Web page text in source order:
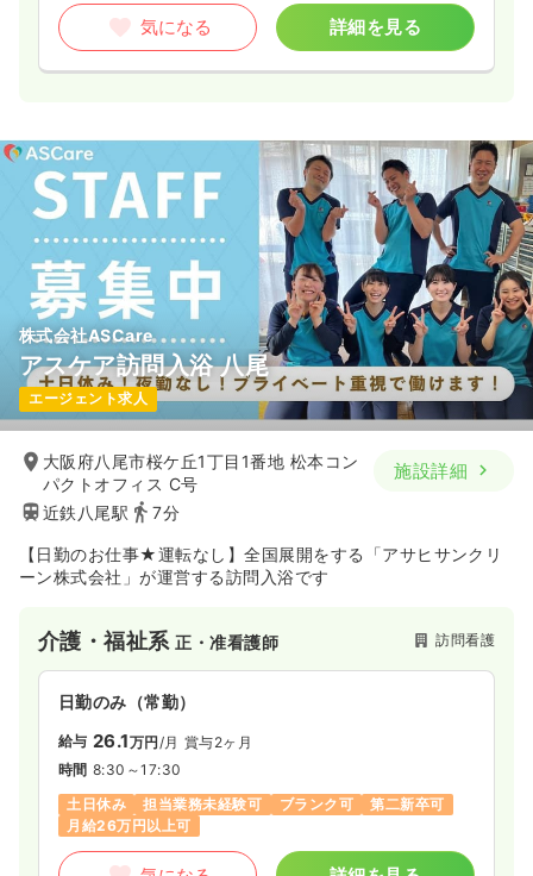
気になる 詳細を見る
株式会社ASCare
アスケア訪問入浴 八尾
エージェント求人
大阪府八尾市桜ケ丘1丁目1番地 松本コン
パクトオフィス C号
近鉄八尾駅
7分
施設詳細
【日勤のお仕事★運転なし】全国展開をする「アサヒサンクリ
ーン株式会社」が運営する訪問入浴です
介護・福祉系正・准看護師 訪問看護
日勤のみ（常勤）
給与 26.1万円 /月 賞与2ヶ月
時間 8:30～17:30
土日休み
担当業務未経験可 ブランク可
第二新卒可
月給26万円以上可